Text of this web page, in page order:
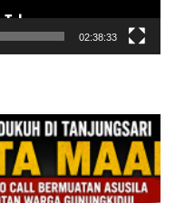
02:38:33